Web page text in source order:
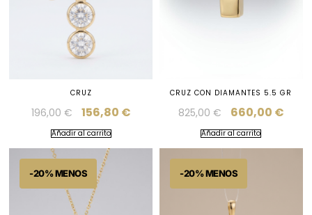
CRUZ
196,00 € 156,80 €
Añadir al carrito
CRUZ CON DIAMANTES 5.5 GR
825,00 € 660,00 €
Añadir al carrito